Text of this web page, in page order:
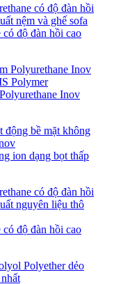
có độ đàn hồi cao
Inov
ion dạng bọt thấp
có độ đàn hồi cao